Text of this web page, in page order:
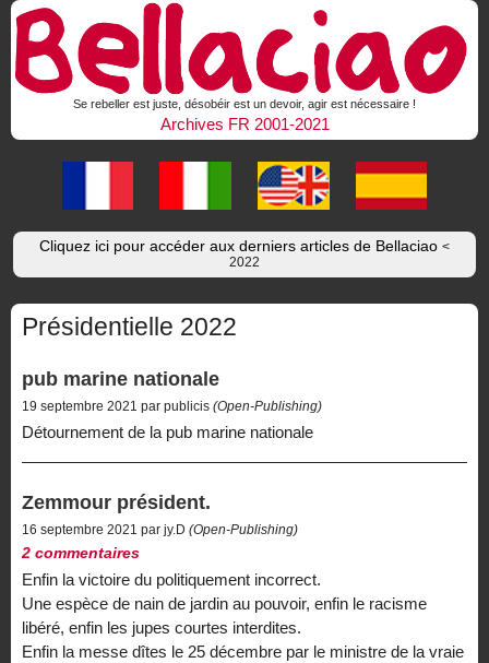
Se rebeller est juste, désobéir est un devoir, agir est nécessaire !
Archives FR 2001-2021
Cliquez ici pour accéder aux derniers articles de Bellaciao <
2022
Présidentielle 2022
pub marine nationale
19 septembre 2021 par publicis (Open-Publishing)
Détournement de la pub marine nationale
Zemmour président.
16 septembre 2021 par jy.D (Open-Publishing)
2 commentaires
Enfin la victoire du politiquement incorrect.
Une espèce de nain de jardin au pouvoir, enfin le racisme
libéré, enfin les jupes courtes interdites.
Enfin la messe dîtes le 25 décembre par le ministre de la vraie